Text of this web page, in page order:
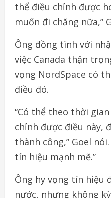
thể điều chỉnh được
muốn đi chăng nữa,”
Ông đồng tình với
việc Canada thận
vọng NordSpace có
điều đó.
“Có thể theo thời
chỉnh được điều này,
thành công,” Goel
tín hiệu mạnh mẽ.”
Ông hy vọng tín hiệu
nước, nhưng không